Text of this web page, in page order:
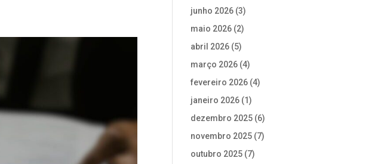
junho 2026 (3)
maio 2026 (2)
abril 2026 (5)
março 2026 (4)
fevereiro 2026 (4)
janeiro 2026 (1)
dezembro 2025 (6)
novembro 2025 (7)
outubro 2025 (7)